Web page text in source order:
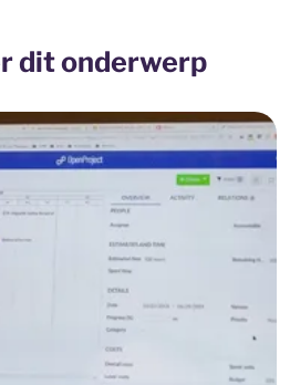
dit onderwerp